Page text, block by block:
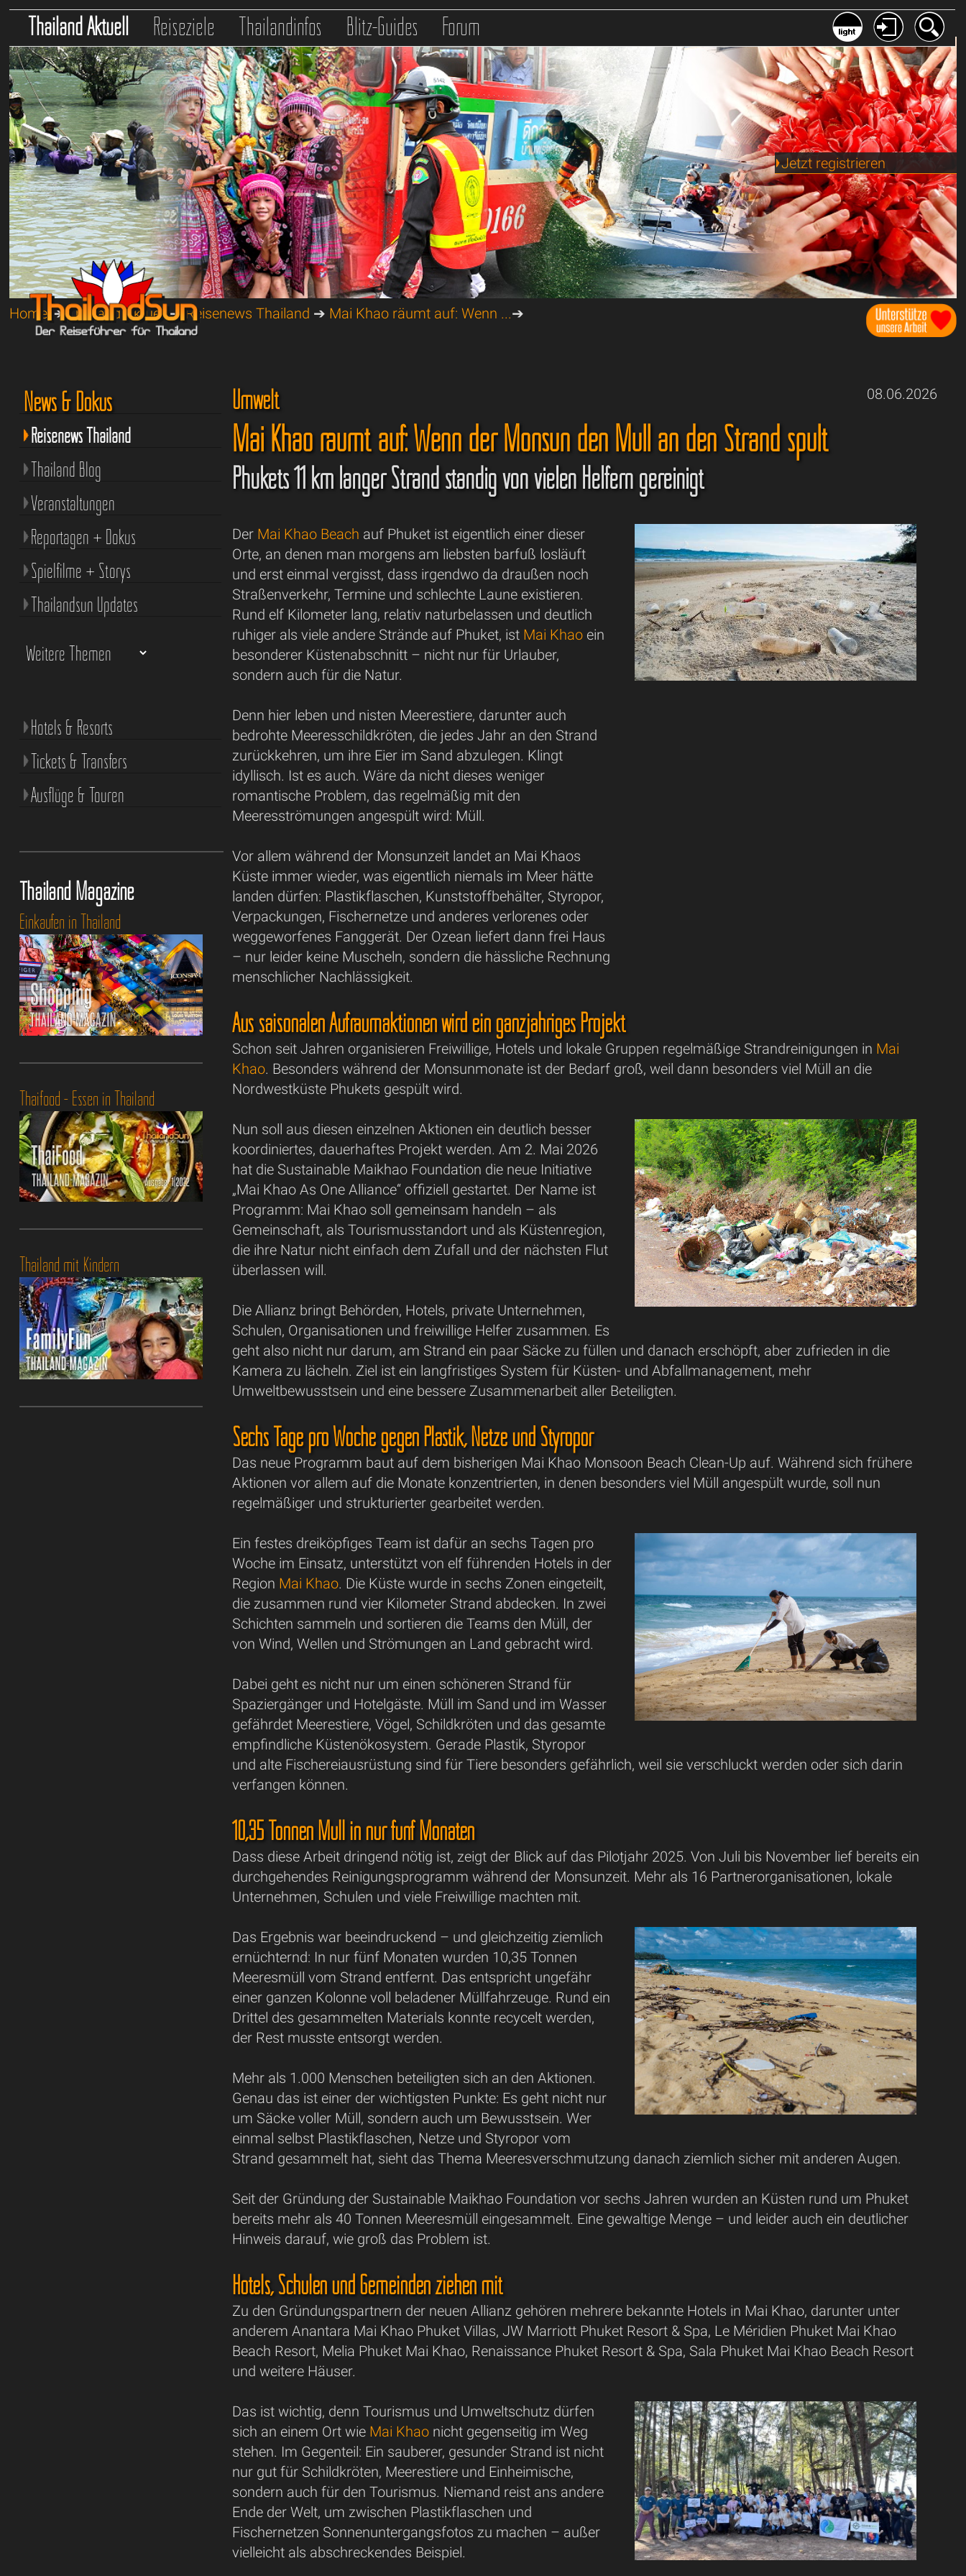
Thailand Aktuell Reiseziele Thailandinfos Blitz-Guides Forum
Jetzt registrieren
Home➔Thailand Aktuell➔Reisenews Thailand ➔ Mai Khao räumt auf: Wenn ...➔
08.06.2026
Umwelt
Mai Khao räumt auf: Wenn der Monsun den Müll an den Strand spült
Phukets 11 km langer Strand ständig von vielen Helfern gereinigt
Der Mai Khao Beach auf Phuket ist eigentlich einer dieser
Orte, an denen man morgens am liebsten barfuß losläuft
und erst einmal vergisst, dass irgendwo da draußen noch
Straßenverkehr, Termine und schlechte Laune existieren.
Rund elf Kilometer lang, relativ naturbelassen und deutlich
ruhiger als viele andere Strände auf Phuket, ist Mai Khao ein
besonderer Küstenabschnitt – nicht nur für Urlauber,
sondern auch für die Natur.
Denn hier leben und nisten Meerestiere, darunter auch
bedrohte Meeresschildkröten, die jedes Jahr an den Strand
zurückkehren, um ihre Eier im Sand abzulegen. Klingt
idyllisch. Ist es auch. Wäre da nicht dieses weniger
romantische Problem, das regelmäßig mit den
Meeresströmungen angespült wird: Müll.
Vor allem während der Monsunzeit landet an Mai Khaos
Küste immer wieder, was eigentlich niemals im Meer hätte
landen dürfen: Plastikflaschen, Kunststoffbehälter, Styropor,
Verpackungen, Fischernetze und anderes verlorenes oder
weggeworfenes Fanggerät. Der Ozean liefert dann frei Haus
– nur leider keine Muscheln, sondern die hässliche Rechnung
menschlicher Nachlässigkeit.
Aus saisonalen Aufräumaktionen wird ein ganzjähriges Projekt
Schon seit Jahren organisieren Freiwillige, Hotels und lokale Gruppen regelmäßige Strandreinigungen in Mai
Khao. Besonders während der Monsunmonate ist der Bedarf groß, weil dann besonders viel Müll an die
Nordwestküste Phukets gespült wird.
Nun soll aus diesen einzelnen Aktionen ein deutlich besser
koordiniertes, dauerhaftes Projekt werden. Am 2. Mai 2026
hat die Sustainable Maikhao Foundation die neue Initiative
„Mai Khao As One Alliance“ offiziell gestartet. Der Name ist
Programm: Mai Khao soll gemeinsam handeln – als
Gemeinschaft, als Tourismusstandort und als Küstenregion,
die ihre Natur nicht einfach dem Zufall und der nächsten Flut
überlassen will.
Die Allianz bringt Behörden, Hotels, private Unternehmen,
Schulen, Organisationen und freiwillige Helfer zusammen. Es
geht also nicht nur darum, am Strand ein paar Säcke zu füllen und danach erschöpft, aber zufrieden in die
Kamera zu lächeln. Ziel ist ein langfristiges System für Küsten- und Abfallmanagement, mehr
Umweltbewusstsein und eine bessere Zusammenarbeit aller Beteiligten.
Sechs Tage pro Woche gegen Plastik, Netze und Styropor
Das neue Programm baut auf dem bisherigen Mai Khao Monsoon Beach Clean-Up auf. Während sich frühere
Aktionen vor allem auf die Monate konzentrierten, in denen besonders viel Müll angespült wurde, soll nun
regelmäßiger und strukturierter gearbeitet werden.
Ein festes dreiköpfiges Team ist dafür an sechs Tagen pro
Woche im Einsatz, unterstützt von elf führenden Hotels in der
Region Mai Khao. Die Küste wurde in sechs Zonen eingeteilt,
die zusammen rund vier Kilometer Strand abdecken. In zwei
Schichten sammeln und sortieren die Teams den Müll, der
von Wind, Wellen und Strömungen an Land gebracht wird.
Dabei geht es nicht nur um einen schöneren Strand für
Spaziergänger und Hotelgäste. Müll im Sand und im Wasser
gefährdet Meerestiere, Vögel, Schildkröten und das gesamte
empfindliche Küstenökosystem. Gerade Plastik, Styropor
und alte Fischereiausrüstung sind für Tiere besonders gefährlich, weil sie verschluckt werden oder sich darin
verfangen können.
10,35 Tonnen Müll in nur fünf Monaten
Dass diese Arbeit dringend nötig ist, zeigt der Blick auf das Pilotjahr 2025. Von Juli bis November lief bereits ein
durchgehendes Reinigungsprogramm während der Monsunzeit. Mehr als 16 Partnerorganisationen, lokale
Unternehmen, Schulen und viele Freiwillige machten mit.
Das Ergebnis war beeindruckend – und gleichzeitig ziemlich
ernüchternd: In nur fünf Monaten wurden 10,35 Tonnen
Meeresmüll vom Strand entfernt. Das entspricht ungefähr
einer ganzen Kolonne voll beladener Müllfahrzeuge. Rund ein
Drittel des gesammelten Materials konnte recycelt werden,
der Rest musste entsorgt werden.
Mehr als 1.000 Menschen beteiligten sich an den Aktionen.
Genau das ist einer der wichtigsten Punkte: Es geht nicht nur
um Säcke voller Müll, sondern auch um Bewusstsein. Wer
einmal selbst Plastikflaschen, Netze und Styropor vom
Strand gesammelt hat, sieht das Thema Meeresverschmutzung danach ziemlich sicher mit anderen Augen.
Seit der Gründung der Sustainable Maikhao Foundation vor sechs Jahren wurden an Küsten rund um Phuket
bereits mehr als 40 Tonnen Meeresmüll eingesammelt. Eine gewaltige Menge – und leider auch ein deutlicher
Hinweis darauf, wie groß das Problem ist.
Hotels, Schulen und Gemeinden ziehen mit
Zu den Gründungspartnern der neuen Allianz gehören mehrere bekannte Hotels in Mai Khao, darunter unter
anderem Anantara Mai Khao Phuket Villas, JW Marriott Phuket Resort & Spa, Le Méridien Phuket Mai Khao
Beach Resort, Melia Phuket Mai Khao, Renaissance Phuket Resort & Spa, Sala Phuket Mai Khao Beach Resort
und weitere Häuser.
Das ist wichtig, denn Tourismus und Umweltschutz dürfen
sich an einem Ort wie Mai Khao nicht gegenseitig im Weg
stehen. Im Gegenteil: Ein sauberer, gesunder Strand ist nicht
nur gut für Schildkröten, Meerestiere und Einheimische,
sondern auch für den Tourismus. Niemand reist ans andere
Ende der Welt, um zwischen Plastikflaschen und
Fischernetzen Sonnenuntergangsfotos zu machen – außer
vielleicht als abschreckendes Beispiel.
News & Dokus
Reisenews Thailand
Thailand Blog
Veranstaltungen
Reportagen + Dokus
Spielfilme + Storys
Thailandsun Updates
Hotels & Resorts
Tickets & Transfers
Ausflüge & Touren
Thailand Magazine
Einkaufen in Thailand
Thaifood - Essen in Thailand
Thailand mit Kindern